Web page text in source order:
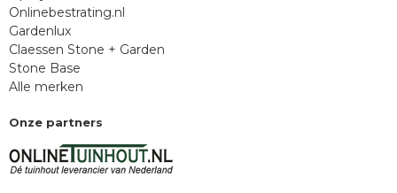
Onlinebestrating.nl
Gardenlux
Claessen Stone + Garden
Stone Base
Alle merken
Onze partners